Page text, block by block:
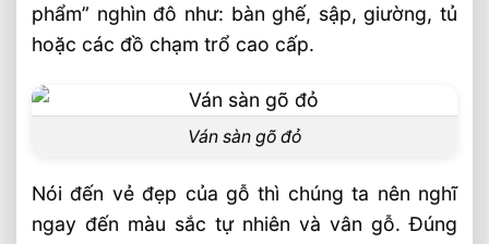
phẩm” nghìn đô như: bàn ghế, sập, giường, tủ
hoặc các đồ chạm trổ cao cấp.
Ván sàn gõ đỏ
Nói đến vẻ đẹp của gỗ thì chúng ta nên nghĩ
ngay đến màu sắc tự nhiên và vân gỗ. Đúng